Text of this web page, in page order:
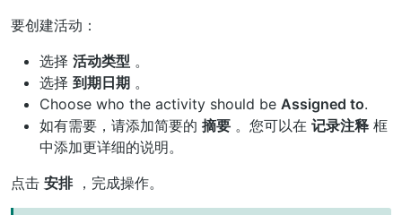
要创建活动：
选择 活动类型 。
选择 到期日期 。
Choose who the activity should be Assigned to.
如有需要，请添加简要的 摘要 。您可以在 记录注释 框
中添加更详细的说明。
点击 安排，完成操作。